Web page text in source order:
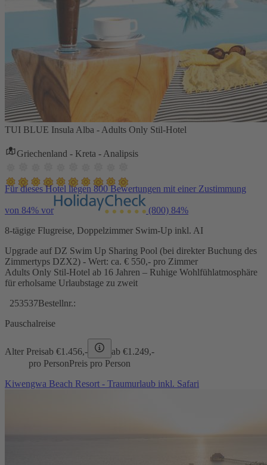
TUI BLUE Insula Alba - Adults Only Stil-Hotel
Griechenland - Kreta - Analipsis
Für dieses Hotel liegen 800 Bewertungen mit einer Zustimmung
von 84% vor (800) 84%
8-tägige Flugreise, Doppelzimmer Swim-Up inkl. AI
Upgrade auf DZ Swim Up Sharing Pool (bei direkter Buchung des
Zimmertyps DZX2) - Wert: ca. € 550,- pro Zimmer
Adults Only Stil-Hotel ab 16 Jahren – Ruhige Wohlfühlatmosphäre
für erholsame Urlaubstage zu zweit
253537Bestellnr.:
Pauschalreise
Alter Preisab €1.456,- ab €1.249,-
pro PersonPreis pro Person
Kiwengwa Beach Resort - Traumurlaub inkl. Safari